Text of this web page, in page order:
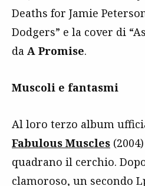
Deaths for Jamie
Dodgers” e la cover di
da A Promise.
Muscoli e fantasmi
Al loro terzo album
Fabulous Muscles
quadrano il cerchio.
clamoroso, un secondo